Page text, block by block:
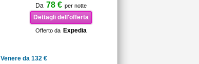
Da 78 € per notte
Dettagli dell'offerta
Offerto da Expedia
Venere da 132 €